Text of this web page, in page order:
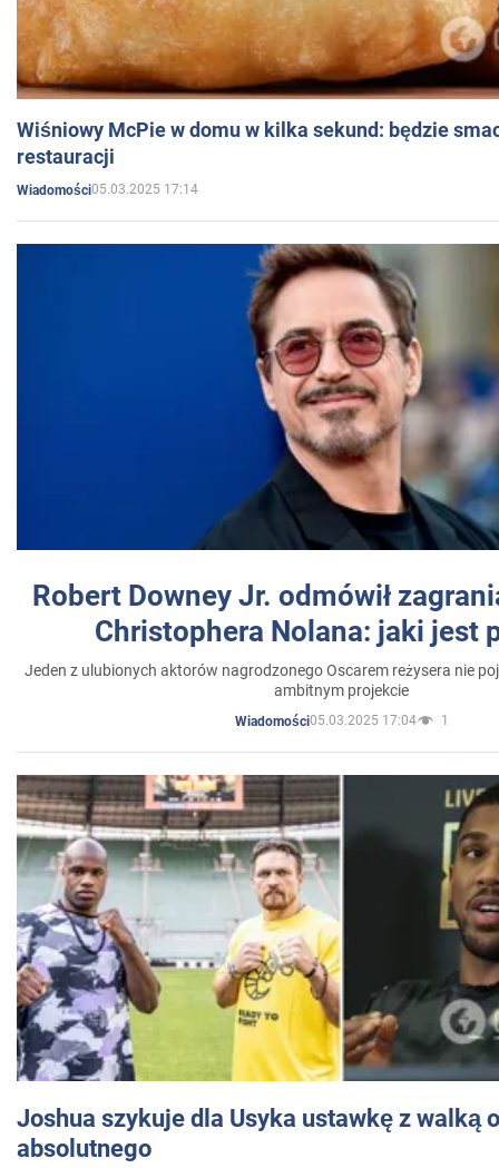
Wiśniowy McPie w domu w kilka sekund: będzie
restauracji
Wiadomości05.03.2025 17:14
Robert Downey Jr. odmówił
Christophera Nolana: jaki jest
Jeden z ulubionych aktorów nagrodzonego Oscarem reżysera nie
ambitnym projekcie
Wiadomości05.03.2025 17:04 1
Joshua szykuje dla Usyka ustawkę z walką
absolutnego